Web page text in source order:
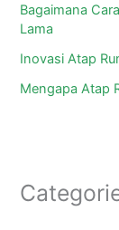
Bagaimana
Lama
Inovasi Atap
Mengapa Atap